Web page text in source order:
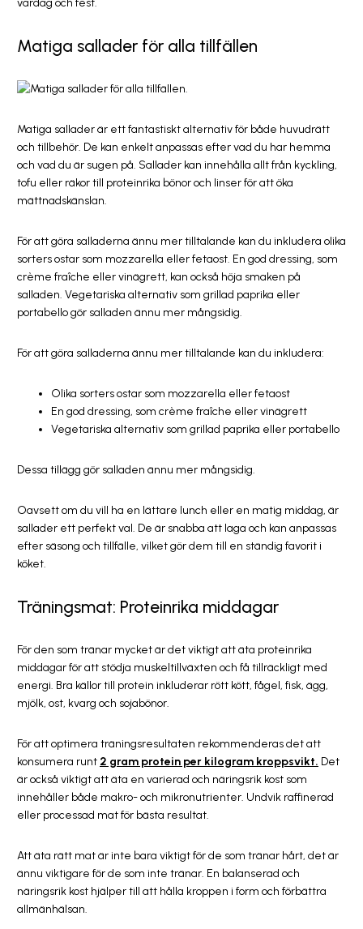
vardag och fest.
Matiga sallader för alla tillfällen
Matiga sallader är ett fantastiskt alternativ för både huvudrätt
och tillbehör. De kan enkelt anpassas efter vad du har hemma
och vad du är sugen på. Sallader kan innehålla allt från kyckling,
tofu eller räkor till proteinrika bönor och linser för att öka
mättnadskänslan.
För att göra salladerna ännu mer tilltalande kan du inkludera olika
sorters ostar som mozzarella eller fetaost. En god dressing, som
crème fraîche eller vinägrett, kan också höja smaken på
salladen. Vegetariska alternativ som grillad paprika eller
portabello gör salladen ännu mer mångsidig.
För att göra salladerna ännu mer tilltalande kan du inkludera:
Olika sorters ostar som mozzarella eller fetaost
En god dressing, som crème fraîche eller vinägrett
Vegetariska alternativ som grillad paprika eller portabello
Dessa tillägg gör salladen ännu mer mångsidig.
Oavsett om du vill ha en lättare lunch eller en matig middag, är
sallader ett perfekt val. De är snabba att laga och kan anpassas
efter säsong och tillfälle, vilket gör dem till en ständig favorit i
köket.
Träningsmat: Proteinrika middagar
För den som tränar mycket är det viktigt att äta proteinrika
middagar för att stödja muskeltillväxten och få tillräckligt med
energi. Bra källor till protein inkluderar rött kött, fågel, fisk, ägg,
mjölk, ost, kvarg och sojabönor.
För att optimera träningsresultaten rekommenderas det att
konsumera runt 2 gram protein per kilogram kroppsvikt. Det
är också viktigt att äta en varierad och näringsrik kost som
innehåller både makro- och mikronutrienter. Undvik raffinerad
eller processad mat för bästa resultat.
Att äta rätt mat är inte bara viktigt för de som tränar hårt, det är
ännu viktigare för de som inte tränar. En balanserad och
näringsrik kost hjälper till att hålla kroppen i form och förbättra
allmänhälsan.